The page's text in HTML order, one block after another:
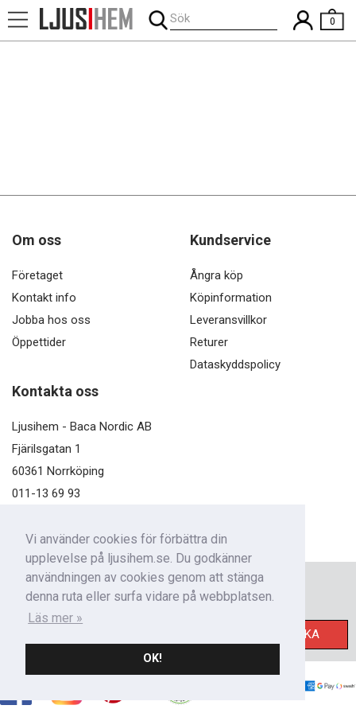
Vi använder cookies för förbättra din
upplevelse på ljusihem.se. Du godkänner
användningen av cookies genom att stänga
denna ruta eller surfa vidare på webbplatsen.
Läs mer »
OK!
Sök 0
Om oss
Företaget
Kontakt info
Jobba hos oss
Öppettider
Kundservice
Ångra köp
Köpinformation
Leveransvillkor
Returer
Dataskyddspolicy
Kontakta oss
Ljusihem - Baca Nordic AB
Fjärilsgatan 1
60361 Norrköping
011-13 69 93
Nyhetsbrev
SKICKA